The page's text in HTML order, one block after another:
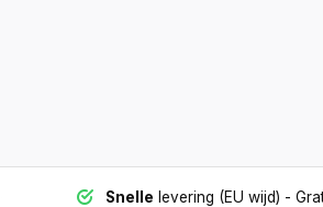
Snelle levering (EU wijd) -